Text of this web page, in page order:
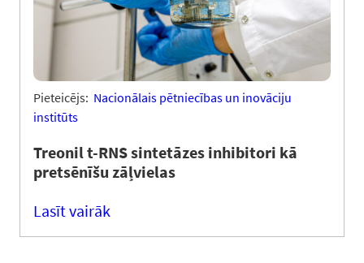
Pieteicējs: Nacionālais pētniecības un inovāciju
institūts
Treonil t-RNS sintetāzes inhibitori kā
pretsēnīšu zāļvielas
Lasīt vairāk